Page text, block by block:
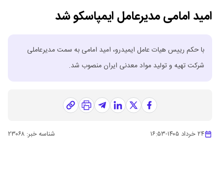
امید امامی مدیرعامل ایمپاسکو شد
با حکم رییس هیات عامل ایمیدرو، امید امامی به سمت مدیرعاملی
شرکت تهیه و تولید مواد معدنی ایران منصوب شد.
۲۴ خرداد ۱۴۰۵ -۱۶:۵۳ شناسه خبر: ۲۳۰۶۸